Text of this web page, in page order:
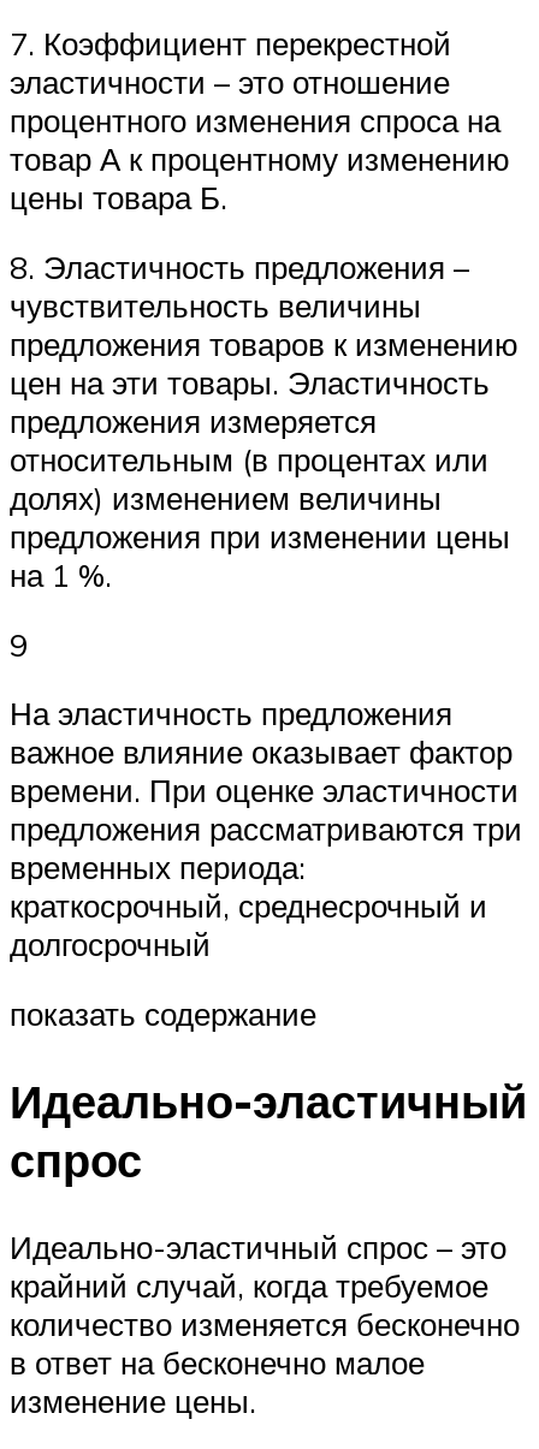
7. Коэффициент перекрестной
эластичности – это отношение
процентного изменения спроса на
товар А к процентному изменению
цены товара Б.
8. Эластичность предложения –
чувствительность величины
предложения товаров к изменению
цен на эти товары. Эластичность
предложения измеряется
относительным (в процентах или
долях) изменением величины
предложения при изменении цены
на 1 %.
9
На эластичность предложения
важное влияние оказывает фактор
времени. При оценке эластичности
предложения рассматриваются три
временных периода:
краткосрочный, среднесрочный и
долгосрочный
показать содержание
Идеально-эластичный
спрос
Идеально-эластичный спрос – это
крайний случай, когда требуемое
количество изменяется бесконечно
в ответ на бесконечно малое
изменение цены.